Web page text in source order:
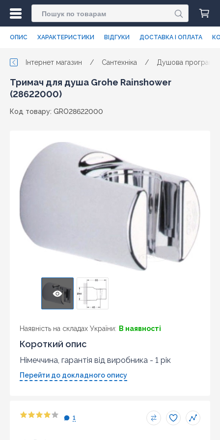
ОПИС ХАРАКТЕРИСТИКИ ВІДГУКИ ДОСТАВКА І ОПЛАТА
Інтернет магазин / Сантехніка / Душова програма
Тримач для душа Grohe Rainshower
(28622000)
Код товару: GRO28622000
Наявність на складах України: В наявності
Короткий опис
Німеччина, гарантія від виробника - 1 рік
Перейти до докладного опису
1